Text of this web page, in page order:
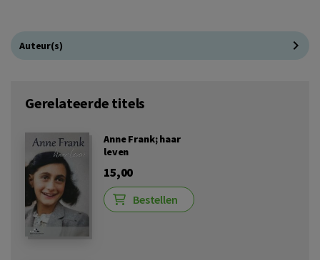
Auteur(s)
Gerelateerde titels
Anne Frank; haar
leven
15,00
Bestellen